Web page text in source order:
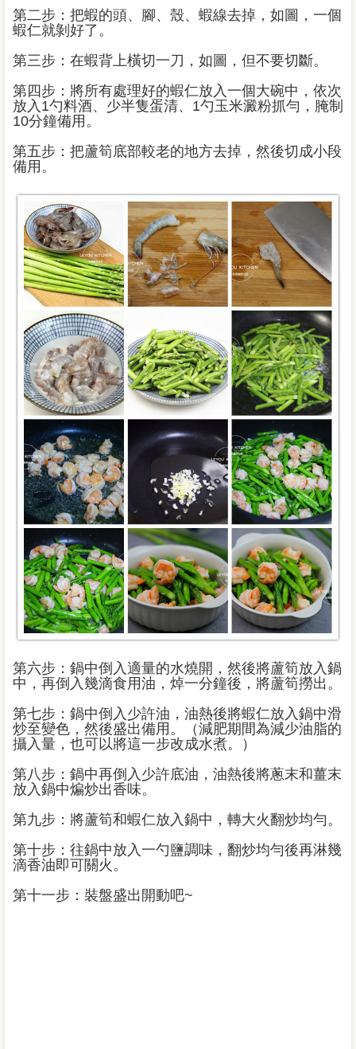
第二步：把蝦的頭、腳、殼、蝦線去掉，如圖，一個
蝦仁就剝好了。
第三步：在蝦背上橫切一刀，如圖，但不要切斷。
第四步：將所有處理好的蝦仁放入一個大碗中，依次
放入1勺料酒、少半隻蛋清、1勺玉米澱粉抓勻，腌制
10分鐘備用。
第五步：把蘆筍底部較老的地方去掉，然後切成小段
備用。
第六步：鍋中倒入適量的水燒開，然後將蘆筍放入鍋
中，再倒入幾滴食用油，焯一分鐘後，將蘆筍撈出。
第七步：鍋中倒入少許油，油熱後將蝦仁放入鍋中滑
炒至變色，然後盛出備用。（減肥期間為減少油脂的
攝入量，也可以將這一步改成水煮。）
第八步：鍋中再倒入少許底油，油熱後將蔥末和薑末
放入鍋中煸炒出香味。
第九步：將蘆筍和蝦仁放入鍋中，轉大火翻炒均勻。
第十步：往鍋中放入一勺鹽調味，翻炒均勻後再淋幾
滴香油即可關火。
第十一步：裝盤盛出開動吧~